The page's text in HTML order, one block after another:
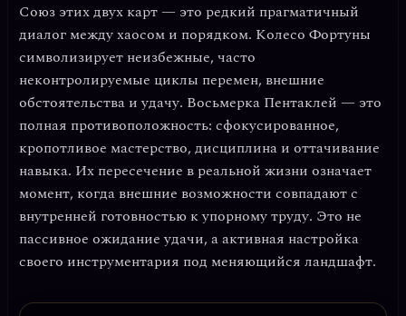
Союз этих двух карт — это редкий прагматичный
диалог между хаосом и порядком. Колесо Фортуны
символизирует неизбежные, часто
неконтролируемые циклы перемен, внешние
обстоятельства и удачу. Восьмерка Пентаклей — это
полная противоположность: сфокусированное,
кропотливое мастерство, дисциплина и оттачивание
навыка. Их пересечение в реальной жизни означает
момент, когда внешние возможности совпадают с
внутренней готовностью к упорному труду. Это не
пассивное ожидание удачи, а активная настройка
своего инструментария под меняющийся ландшафт.